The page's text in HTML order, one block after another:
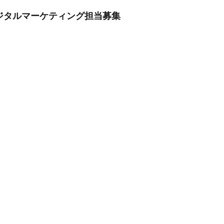
ルマーケティング担当募集